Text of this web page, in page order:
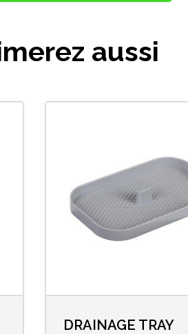
aussi
DRAINAGE TRAY